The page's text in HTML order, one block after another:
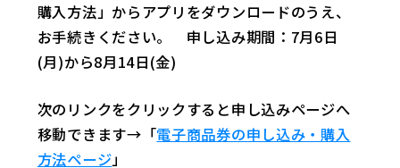
購入方法」からアプリをダウンロードのうえ、
お手続きください。 申し込み期間：7月6日
(月)から8月14日(金)
次のリンクをクリックすると申し込みページへ
移動できます→「電子商品券の申し込み・購入
方法ページ」